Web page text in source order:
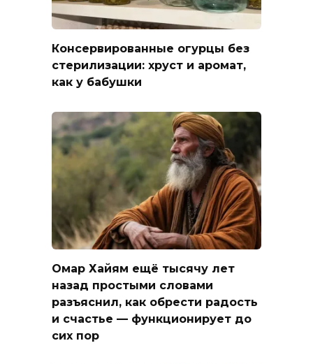
Консервированные огурцы без
стерилизации: хруст и аромат,
как у бабушки
Омар Хайям ещё тысячу лет
назад простыми словами
разъяснил, как обрести радость
и счастье — функционирует до
сих пор